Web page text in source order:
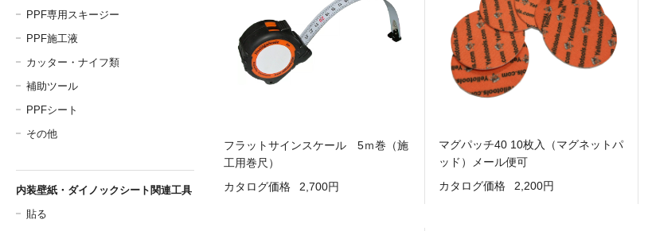
フラットサインスケール 5ｍ巻（施
工用巻尺）
カタログ価格
2,700円
マグパッチ40 10枚入（マグネットパ
ッド）メール便可
カタログ価格
2,200円
PPF専用スキージー
PPF施工液
カッター・ナイフ類
補助ツール
PPFシート
その他
内装壁紙・ダイノックシート関連工具
貼る